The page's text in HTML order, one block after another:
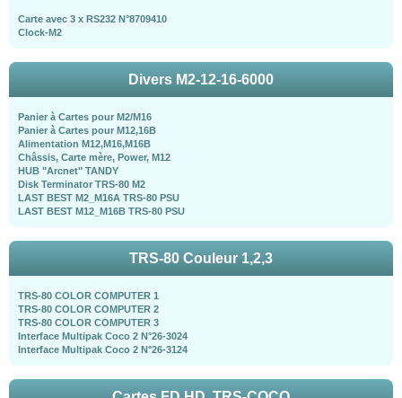
Carte avec 3 x RS232 N°8709410
Clock-M2
Divers M2-12-16-6000
Panier à Cartes pour M2/M16
Panier à Cartes pour M12,16B
Alimentation M12,M16,M16B
Châssis, Carte mère, Power, M12
HUB "Arcnet" TANDY
Disk Terminator TRS-80 M2
LAST BEST M2_M16A TRS-80 PSU
LAST BEST M12_M16B TRS-80 PSU
TRS-80 Couleur 1,2,3
TRS-80 COLOR COMPUTER 1
TRS-80 COLOR COMPUTER 2
TRS-80 COLOR COMPUTER 3
Interface Multipak Coco 2 N°26-3024
Interface Multipak Coco 2 N°26-3124